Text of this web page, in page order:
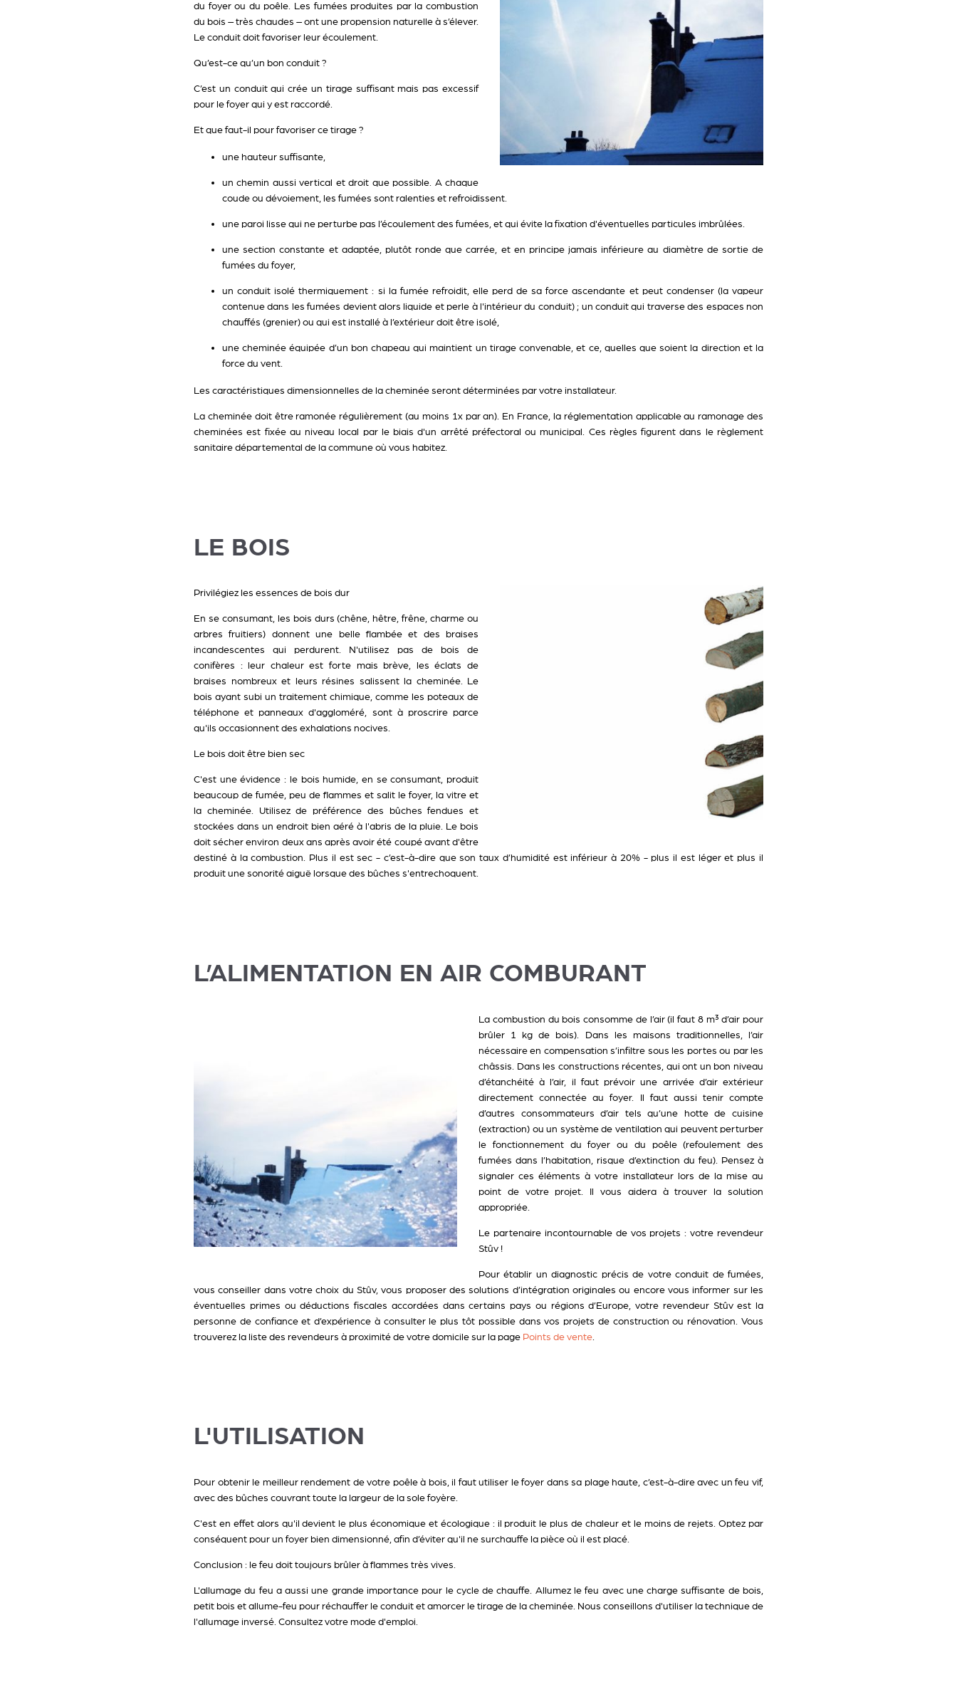
du foyer ou du poêle. Les fumées produites par la combustion
du bois – très chaudes – ont une propension naturelle à s’élever.
Le conduit doit favoriser leur écoulement.
Qu’est-ce qu’un bon conduit ?
C’est un conduit qui crée un tirage suffisant mais pas excessif
pour le foyer qui y est raccordé.
Et que faut-il pour favoriser ce tirage ?
une hauteur suffisante,
un chemin aussi vertical et droit que possible. A chaque
coude ou dévoiement, les fumées sont ralenties et refroidissent.
une paroi lisse qui ne perturbe pas l’écoulement des fumées, et qui évite la fixation d'éventuelles particules imbrûlées.
une section constante et adaptée, plutôt ronde que carrée, et en principe jamais inférieure au diamètre de sortie de
fumées du foyer,
un conduit isolé thermiquement : si la fumée refroidit, elle perd de sa force ascendante et peut condenser (la vapeur
contenue dans les fumées devient alors liquide et perle à l'intérieur du conduit) ; un conduit qui traverse des espaces non
chauffés (grenier) ou qui est installé à l’extérieur doit être isolé,
une cheminée équipée d’un bon chapeau qui maintient un tirage convenable, et ce, quelles que soient la direction et la
force du vent.
Les caractéristiques dimensionnelles de la cheminée seront déterminées par votre installateur.
La cheminée doit être ramonée régulièrement (au moins 1x par an). En France, la réglementation applicable au ramonage des
cheminées est fixée au niveau local par le biais d'un arrêté préfectoral ou municipal. Ces règles figurent dans le règlement
sanitaire départemental de la commune où vous habitez.
LE BOIS
Privilégiez les essences de bois dur
En se consumant, les bois durs (chêne, hêtre, frêne, charme ou
arbres fruitiers) donnent une belle flambée et des braises
incandescentes qui perdurent. N'utilisez pas de bois de
conifères : leur chaleur est forte mais brève, les éclats de
braises nombreux et leurs résines salissent la cheminée. Le
bois ayant subi un traitement chimique, comme les poteaux de
téléphone et panneaux d'aggloméré, sont à proscrire parce
qu'ils occasionnent des exhalations nocives.
Le bois doit être bien sec
C'est une évidence : le bois humide, en se consumant, produit
beaucoup de fumée, peu de flammes et salit le foyer, la vitre et
la cheminée. Utilisez de préférence des bûches fendues et
stockées dans un endroit bien aéré à l'abris de la pluie. Le bois
doit sécher environ deux ans après avoir été coupé avant d'être
destiné à la combustion. Plus il est sec - c’est-à-dire que son taux d’humidité est inférieur à 20% - plus il est léger et plus il
produit une sonorité aiguë lorsque des bûches s'entrechoquent.
L’ALIMENTATION EN AIR COMBURANT
La combustion du bois consomme de l’air (il faut 8 m³ d’air pour
brûler 1 kg de bois). Dans les maisons traditionnelles, l’air
nécessaire en compensation s’infiltre sous les portes ou par les
châssis. Dans les constructions récentes, qui ont un bon niveau
d’étanchéité à l’air, il faut prévoir une arrivée d’air extérieur
directement connectée au foyer. Il faut aussi tenir compte
d’autres consommateurs d’air tels qu’une hotte de cuisine
(extraction) ou un système de ventilation qui peuvent perturber
le fonctionnement du foyer ou du poêle (refoulement des
fumées dans l’habitation, risque d’extinction du feu). Pensez à
signaler ces éléments à votre installateur lors de la mise au
point de votre projet. Il vous aidera à trouver la solution
appropriée.
Le partenaire incontournable de vos projets : votre revendeur
Stûv !
Pour établir un diagnostic précis de votre conduit de fumées,
vous conseiller dans votre choix du Stûv, vous proposer des solutions d’intégration originales ou encore vous informer sur les
éventuelles primes ou déductions fiscales accordées dans certains pays ou régions d’Europe, votre revendeur Stûv est la
personne de confiance et d’expérience à consulter le plus tôt possible dans vos projets de construction ou rénovation. Vous
trouverez la liste des revendeurs à proximité de votre domicile sur la page Points de vente
L'UTILISATION
Pour obtenir le meilleur rendement de votre poêle à bois, il faut utiliser le foyer dans sa plage haute, c’est-à-dire avec un feu vif,
avec des bûches couvrant toute la largeur de la sole foyère.
C'est en effet alors qu'il devient le plus économique et écologique : il produit le plus de chaleur et le moins de rejets. Optez par
conséquent pour un foyer bien dimensionné, afin d’éviter qu'il ne surchauffe la pièce où il est placé.
Conclusion : le feu doit toujours brûler à flammes très vives.
L'allumage du feu a aussi une grande importance pour le cycle de chauffe. Allumez le feu avec une charge suffisante de bois,
petit bois et allume-feu pour réchauffer le conduit et amorcer le tirage de la cheminée. Nous conseillons d'utiliser la technique de
l'allumage inversé. Consultez votre mode d'emploi.